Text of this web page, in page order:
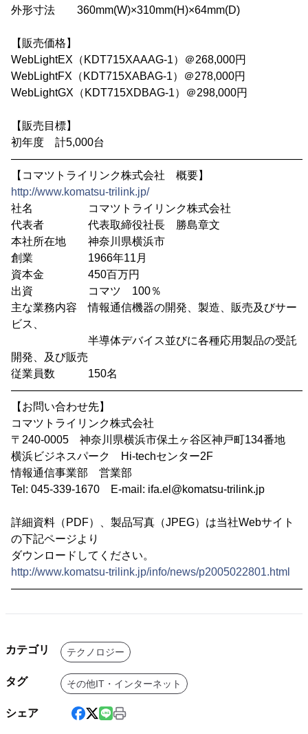
外形寸法 360mm(W)×310mm(H)×64mm(D)
【販売価格】
WebLightEX（KDT715XAAAG-1）＠268,000円
WebLightFX（KDT715XABAG-1）＠278,000円
WebLightGX（KDT715XDBAG-1）＠298,000円
【販売目標】
初年度 計5,000台
【コマツトライリンク株式会社 概要】
http://www.komatsu-trilink.jp/
社名 コマツトライリンク株式会社
代表者 代表取締役社長 勝島章文
本社所在地 神奈川県横浜市
創業 1966年11月
資本金 450百万円
出資 コマツ 100％
主な業務内容 情報通信機器の開発、製造、販売及びサー
ビス、
半導体デバイス並びに各種応用製品の受託
開発、及び販売
従業員数 150名
【お問い合わせ先】
コマツトライリンク株式会社
〒240-0005 神奈川県横浜市保土ヶ谷区神戸町134番地
横浜ビジネスパーク Hi-techセンター2F
情報通信事業部 営業部
Tel: 045-339-1670 E-mail: ifa.el@komatsu-trilink.jp
詳細資料（PDF）、製品写真（JPEG）は当社Webサイト
の下記ページより
ダウンロードしてください。
http://www.komatsu-trilink.jp/info/news/p2005022801.html
カテゴリ テクノロジー
タグ その他IT・インターネット
シェア